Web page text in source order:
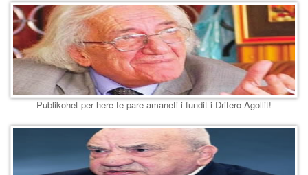
Publikohet per here te pare amaneti i fundit i Dritero Agollit!